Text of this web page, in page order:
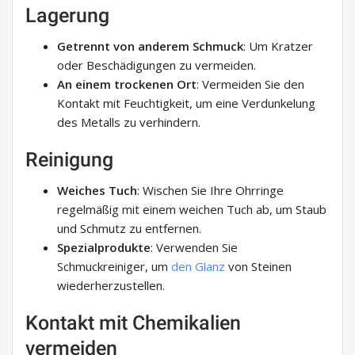
Lagerung
Getrennt von anderem Schmuck: Um Kratzer
oder Beschädigungen zu vermeiden.
An einem trockenen Ort: Vermeiden Sie den
Kontakt mit Feuchtigkeit, um eine Verdunkelung
des Metalls zu verhindern.
Reinigung
Weiches Tuch: Wischen Sie Ihre Ohrringe
regelmäßig mit einem weichen Tuch ab, um Staub
und Schmutz zu entfernen.
Spezialprodukte: Verwenden Sie
Schmuckreiniger, um den Glanz von Steinen
wiederherzustellen.
Kontakt mit Chemikalien
vermeiden